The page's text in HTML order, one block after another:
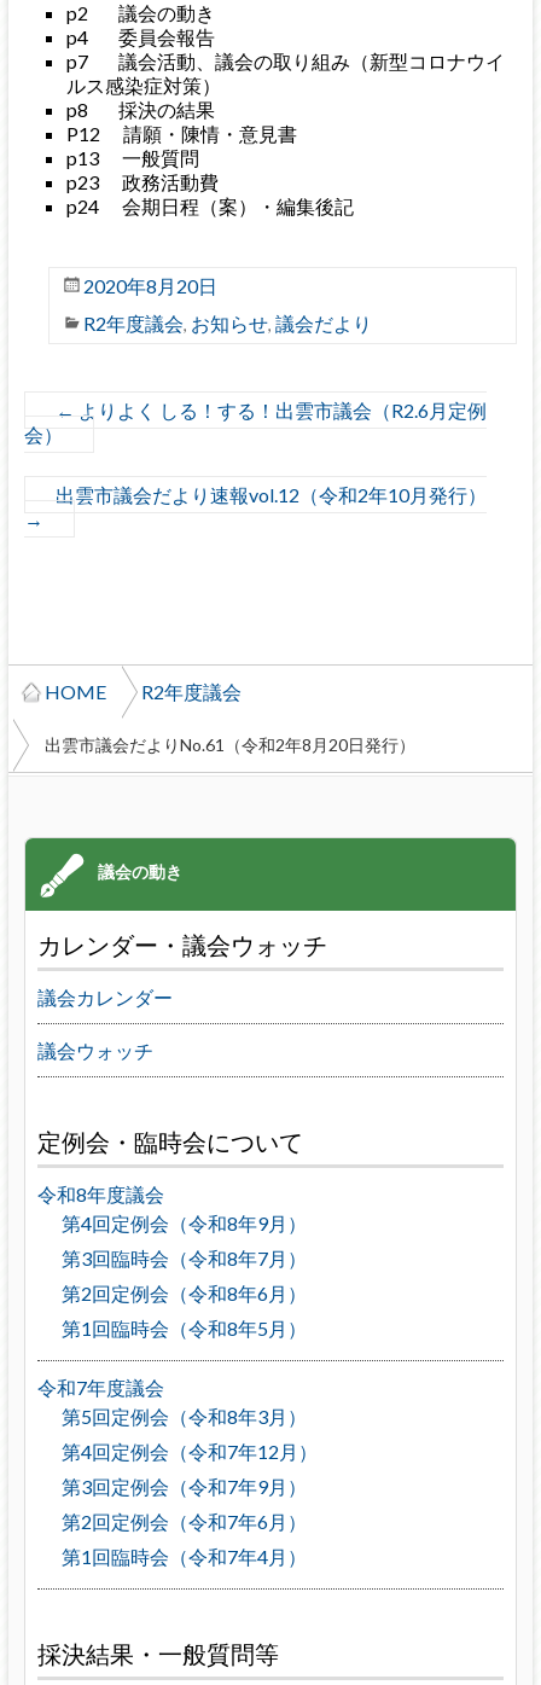
p2 議会の動き
p4 委員会報告
p7 議会活動、議会の取り組み（新型コロナウイ
ルス感染症対策）
p8 採決の結果
P12 請願・陳情・意見書
p13 一般質問
p23 政務活動費
p24 会期日程（案）・編集後記
2020年8月20日
R2年度議会, お知らせ, 議会だより
← よりよく しる！する！出雲市議会（R2.6月定例
会）
出雲市議会だより速報vol.12（令和2年10月発行）
→
HOME R2年度議会
出雲市議会だよりNo.61（令和2年8月20日発行）
カレンダー・議会ウォッチ
議会カレンダー
議会ウォッチ
定例会・臨時会について
令和8年度議会
第4回定例会（令和8年9月）
第3回臨時会（令和8年7月）
第2回定例会（令和8年6月）
第1回臨時会（令和8年5月）
令和7年度議会
第5回定例会（令和8年3月）
第4回定例会（令和7年12月）
第3回定例会（令和7年9月）
第2回定例会（令和7年6月）
第1回臨時会（令和7年4月）
採決結果・一般質問等